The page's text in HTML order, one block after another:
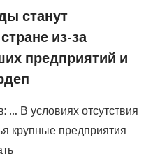
станут
из-за
предприятий и
… В условиях отсутствия
крупные предприятия